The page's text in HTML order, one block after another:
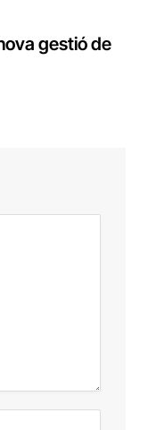
gestió de